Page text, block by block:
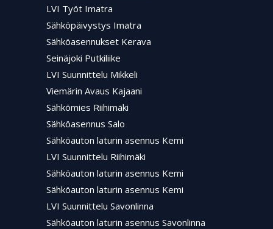
LVI Työt Imatra
Sähköpäivystys Imatra
Sähköasennukset Kerava
Seinäjoki Putkiliike
LVI Suunnittelu Mikkeli
Viemärin Avaus Kajaani
Sähkömies Riihimäki
Sähköasennus Salo
Sähköauton laturin asennus Kemi
LVI Suunnittelu Riihimäki
Sähköauton laturin asennus Kemi
Sähköauton laturin asennus Kemi
LVI Suunnittelu Savonlinna
Sähköauton laturin asennus Savonlinna